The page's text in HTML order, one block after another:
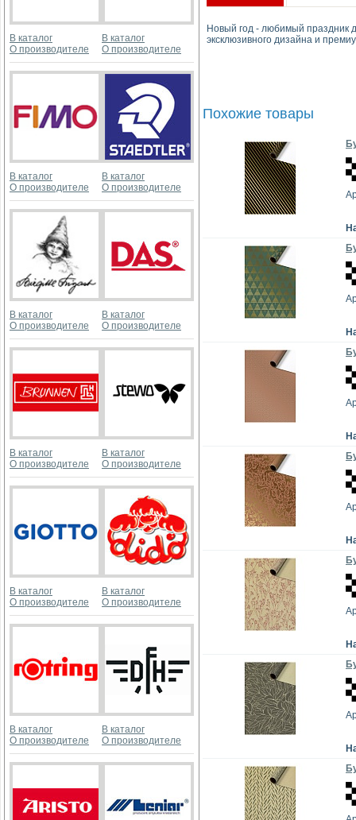
В каталог
О производителе
В каталог
О производителе
В каталог
О производителе
В каталог
О производителе
В каталог
О производителе
В каталог
О производителе
В каталог
О производителе
В каталог
О производителе
В каталог
О производителе
В каталог
О производителе
В каталог
О производителе
В каталог
О производителе
Новый год - любимый праздник
эксклюзивного дизайна и
Похожие товары